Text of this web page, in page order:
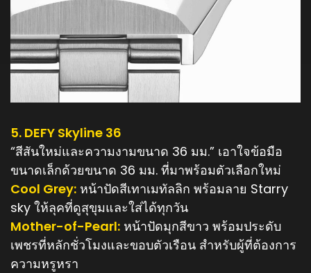
5. DEFY Skyline 36
“สีสันใหม่และความงามขนาด 36 มม.” เอาใจข้อมือ
ขนาดเล็กด้วยขนาด 36 มม. ที่มาพร้อมตัวเลือกใหม่
Cool Grey: หน้าปัดสีเทาเมทัลลิก พร้อมลาย Starry
sky ให้ลุคที่ดูสุขุมและใส่ได้ทุกวัน
Mother-of-Pearl: หน้าปัดมุกสีขาว พร้อมประดับ
เพชรที่หลักชั่วโมงและขอบตัวเรือน สำหรับผู้ที่ต้องการ
ความหรูหรา